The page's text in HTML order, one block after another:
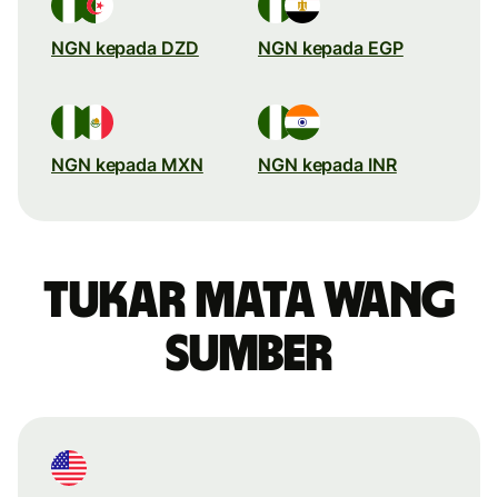
NGN kepada DZD NGN kepada EGP
NGN kepada MXN NGN kepada INR
Tukar mata wang
sumber